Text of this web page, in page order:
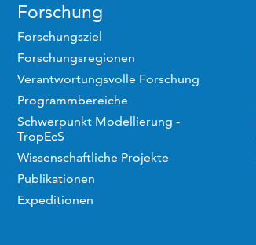
Forschung
Forschungsziel
Forschungsregionen
Verantwortungsvolle Forschung
Programmbereiche
Schwerpunkt Modellierung -
TropEcS
Wissenschaftliche Projekte
Publikationen
Expeditionen